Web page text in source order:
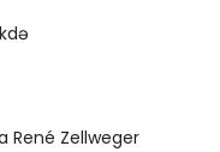
René Zellweger